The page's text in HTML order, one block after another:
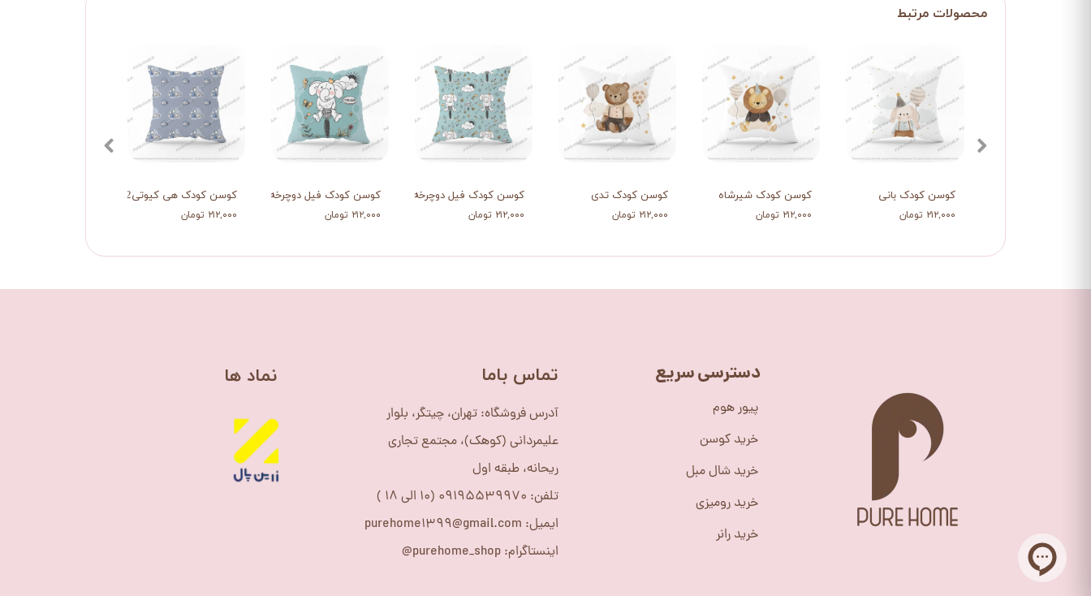
کوسن کودک هی کیوتی2
۲۱۲,۰۰۰ تومان
کوسن کودک فیل دوچرخه سوار
۲۱۲,۰۰۰ تومان
کوسن کودک فیل دوچرخه سوار2
۲۱۲,۰۰۰ تومان
کوسن کودک تدی
۲۱۲,۰۰۰ تومان
کوسن کودک شیرشاه
۲۱۲,۰۰۰ تومان
کوسن کودک بانی
۲۱۲,۰۰۰ تومان
پیور هوم
خرید کوسن
خرید شال مبل
خرید رومیزی
خرید رانر
دسترسی سریع ​تماس باما
آدرس فروشگاه: تهران، چیتگر، بلوار
علیمردانی (کوهک)، مجتمع تجاری
ریحانه، طبقه اول
تلفن: 09195539970 (10 الی 18 )
ایمیل: purehome1399@gmail.com
اینستاگرام: purehome_shop@
​نماد ها